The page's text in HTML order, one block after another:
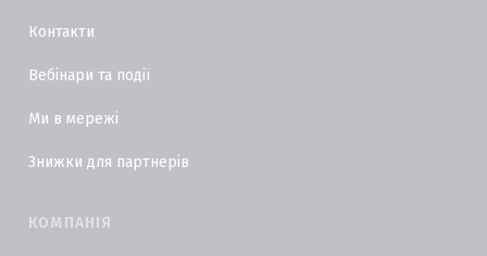
Контакти
Вебінари та події
Ми в мережі
Знижки для партнерів
КОМПАНІЯ